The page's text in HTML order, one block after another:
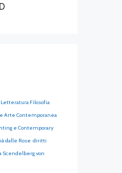
Filosofia
Arte Contemporanea
e Contemporary
dalle Rose diritti
Scendelberg von